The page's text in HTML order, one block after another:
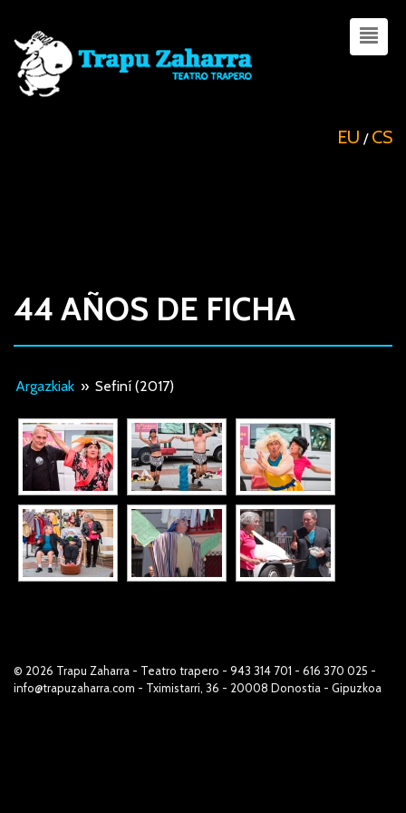
EU / CS
44 AÑOS DE FICHA
Argazkiak » Sefiní (2017)
© 2026 Trapu Zaharra - Teatro trapero - 943 314 701 - 616 370 025 -
info@trapuzaharra.com - Tximistarri, 36 - 20008 Donostia - Gipuzkoa